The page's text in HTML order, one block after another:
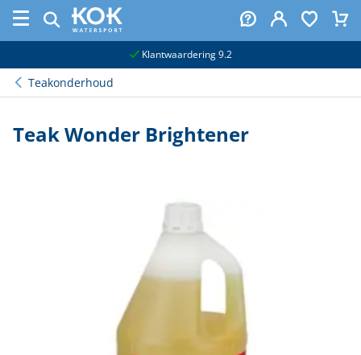
Klantwaardering 9.2
Teakonderhoud
Teak Wonder Brightener